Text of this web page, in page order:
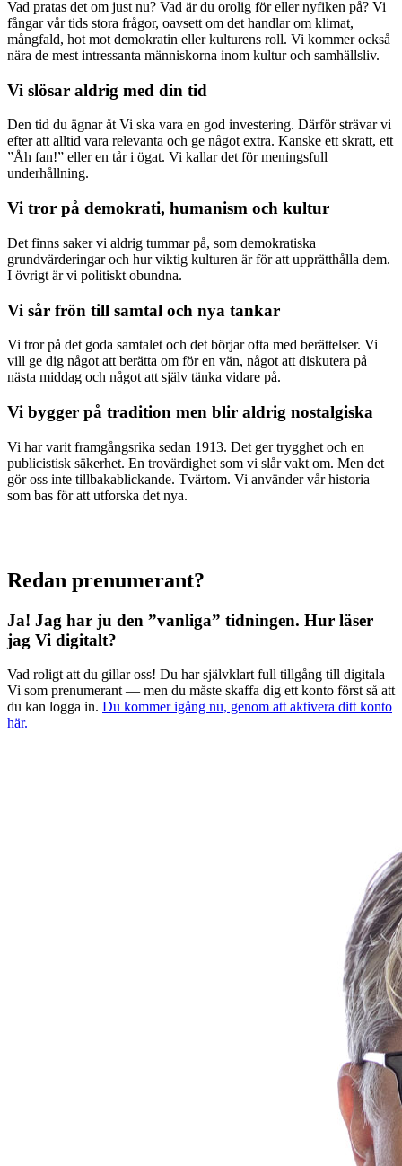
Vad pratas det om just nu? Vad är du orolig för eller nyfiken på? Vi
fångar vår tids stora frågor, oavsett om det handlar om klimat,
mångfald, hot mot demokratin eller kulturens roll. Vi kommer också
nära de mest intressanta människorna inom kultur och samhällsliv.
Vi slösar aldrig med din tid
Den tid du ägnar åt Vi ska vara en god investering. Därför strävar vi
efter att alltid vara relevanta och ge något extra. Kanske ett skratt, ett
”Åh fan!” eller en tår i ögat. Vi kallar det för meningsfull
underhållning.
Vi tror på demokrati, humanism och kultur
Det finns saker vi aldrig tummar på, som demokratiska
grundvärderingar och hur viktig kulturen är för att upprätthålla dem.
I övrigt är vi politiskt obundna.
Vi sår frön till samtal och nya tankar
Vi tror på det goda samtalet och det börjar ofta med berättelser. Vi
vill ge dig något att berätta om för en vän, något att diskutera på
nästa middag och något att själv tänka vidare på.
Vi bygger på tradition men blir aldrig nostalgiska
Vi har varit framgångsrika sedan 1913. Det ger trygghet och en
publicistisk säkerhet. En trovärdighet som vi slår vakt om. Men det
gör oss inte tillbakablickande. Tvärtom. Vi använder vår historia
som bas för att utforska det nya.
Redan prenumerant?
Ja! Jag har ju den ”vanliga” tidningen. Hur läser
jag Vi digitalt?
Vad roligt att du gillar oss! Du har självklart full tillgång till digitala
Vi som prenumerant — men du måste skaffa dig ett konto först så att
du kan logga in. Du kommer igång nu, genom att aktivera ditt konto
här.